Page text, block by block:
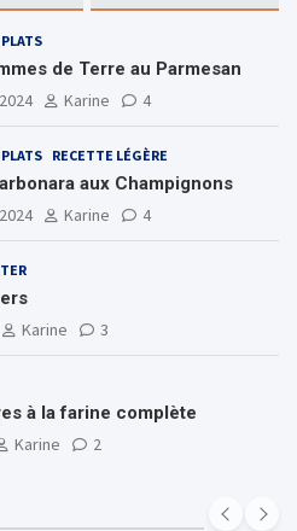
PLATS
de Terre au Parmesan
Karine 4
PLATS RECETTE LÉGÈRE
aux Champignons
Karine 4
Karine 3
à la farine complète
Karine 2